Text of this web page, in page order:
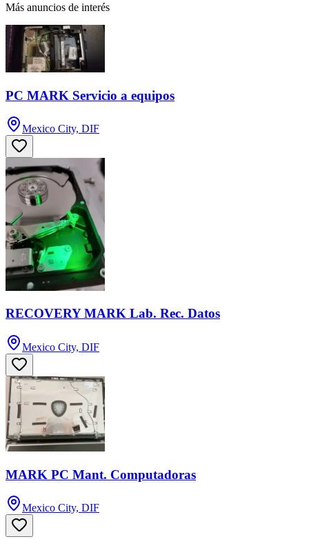
Más anuncios de interés
PC MARK Servicio a equipos
Mexico City, DIF
RECOVERY MARK Lab. Rec. Datos
Mexico City, DIF
MARK PC Mant. Computadoras
Mexico City, DIF